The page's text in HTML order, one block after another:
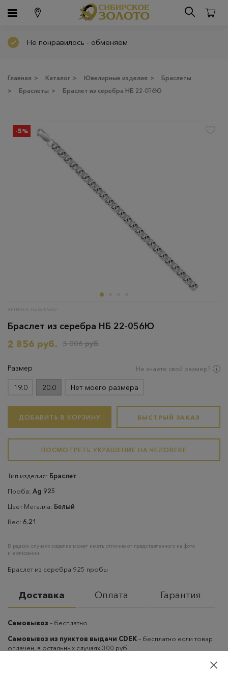
Не понравилось - обменяем
Главная > Каталог > Ювелирные изделия >
Браслеты
>
Браслеты > Браслет из серебра НБ 22-056Ю
-5%
АРТИКУЛ: НБ 22-056Ю
Браслет из серебра НБ 22-056Ю
2 856 руб.
3 006 руб.
Размер Не знаете свой размер?
19.0 20.0 Нет моего размера
ДОБАВИТЬ В КОРЗИНУ БЫСТРЫЙ ЗАКАЗ
ПОСМОТРЕТЬ УКРАШЕНИЕ НА ЧЕЛОВЕКЕ
Тип изделия: Браслет
Проба: Ag 925
Цвет Металла: Белый
Вес: 6.21
В редких случаях изделие может иметь отличие от представленного на фото
и в описании
Браслет из серебра 925 пробы
Доставка Оплата Гарантия
Самовывоз – бесплатно
Самовывоз из пунктов выдачи CDEK– бесплатно если товар
оплачен, в остальных случаях 300 руб.